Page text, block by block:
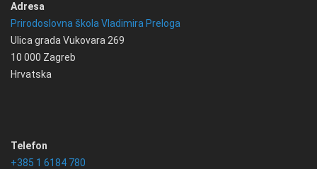
Adresa
Prirodoslovna škola Vladimira Preloga
Ulica grada Vukovara 269
10 000 Zagreb
Hrvatska
Telefon
+385 1 6184 780